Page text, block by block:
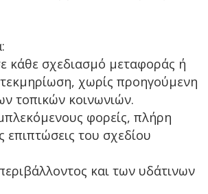
κάθε σχεδιασμό μεταφοράς ή
χωρίς προηγούμενη
τοπικών κοινωνιών.
φορείς, πλήρη
επιπτώσεις του σχεδίου
και των υδάτινων